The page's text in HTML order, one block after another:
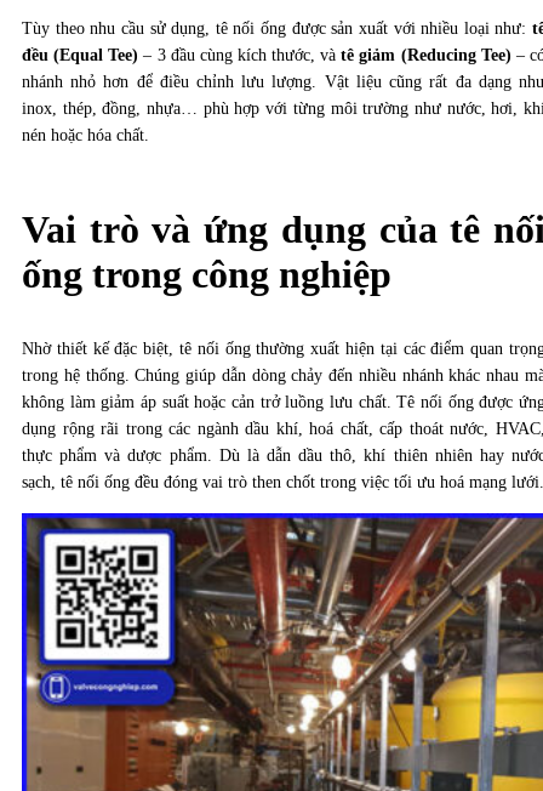
Tùy theo nhu cầu sử dụng, tê nối ống được sản xuất với nhiều loại như:
đều (Equal Tee) – 3 đầu cùng kích thước, vàtê giảm (Reducing Tee) –
nhánh nhỏ hơn để điều chỉnh lưu lượng. Vật liệu cũng rất đa dạng
inox, thép, đồng, nhựa… phù hợp với từng môi trường như nước, hơi,
nén hoặc hóa chất.
Vai trò và ứng dụng của tê
ống trong công nghiệp
Nhờ thiết kế đặc biệt, tê nối ống thường xuất hiện tại các điểm quan
trong hệ thống. Chúng giúp dẫn dòng chảy đến nhiều nhánh khác nhau
không làm giảm áp suất hoặc cản trở luồng lưu chất. Tê nối ống được
dụng rộng rãi trong các ngành dầu khí, hoá chất, cấp thoát nước,
thực phẩm và dược phẩm. Dù là dẫn dầu thô, khí thiên nhiên hay
sạch, tê nối ống đều đóng vai trò then chốt trong việc tối ưu hoá mạng lưới.